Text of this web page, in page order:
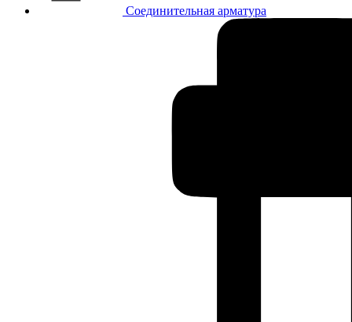
Соединительная арматура